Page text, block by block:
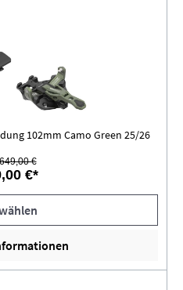
102mm Camo Green 25/26
€
€*